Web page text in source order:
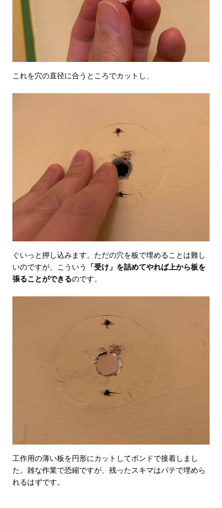
これを穴の直径に合うところでカットし、
ぐいっと押し込みます。ただの穴を板で埋めることは難し
いのですが、こういう
「受け」を詰めてやれば上から板を
張ることができるのです。
工作用の薄い板を円形にカットしてボンドで接着しまし
た。雑な作業で恐縮ですが、残ったスキマはパテで埋めら
れるはずです。